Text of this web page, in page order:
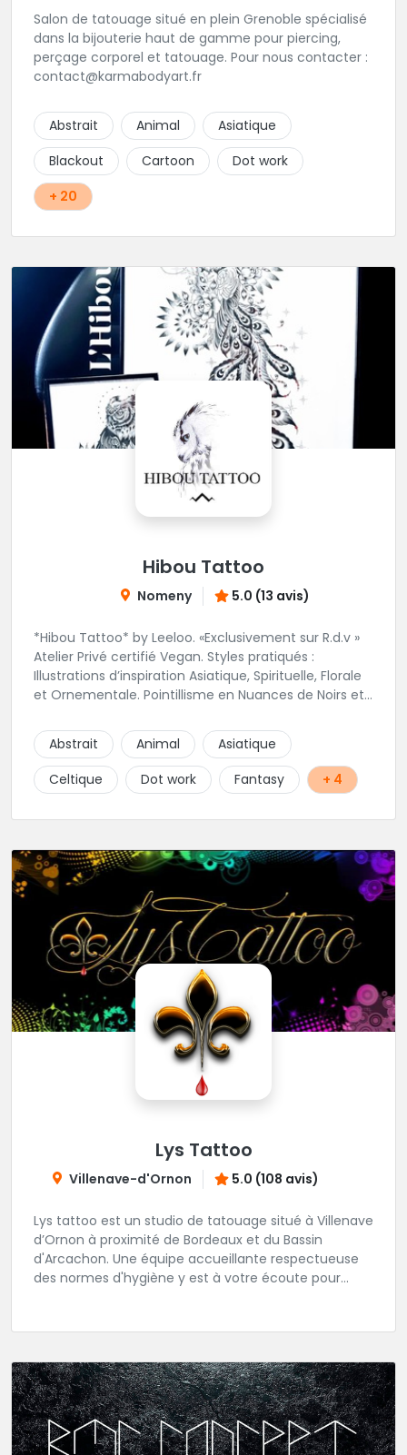
Salon de tatouage situé en plein Grenoble spécialisé
dans la bijouterie haut de gamme pour piercing,
perçage corporel et tatouage. Pour nous contacter :
contact@karmabodyart.fr
Abstrait Animal
Asiatique
Blackout
Cartoon
Dot work
+ 20
Hibou Tattoo
Nomeny 5.0 (13 avis)
*Hibou Tattoo* by Leeloo. «Exclusivement sur R.d.v »
Atelier Privé certifié Vegan. Styles pratiqués :
Illustrations d’inspiration Asiatique, Spirituelle, Florale
et Ornementale. Pointillisme en Nuances de Noirs et
de l’Atelier :
https://www.facebook.com/HibouTattoos
Abstrait Animal
Asiatique
Celtique
Dot work Fantasy + 4
Lys Tattoo
Villenave-d'Ornon 5.0 (108 avis)
Lys tattoo est un studio de tatouage situé à Villenave
d’Ornon à proximité de Bordeaux et du Bassin
d'Arcachon. Une équipe accueillante respectueuse
des normes d'hygiène y est à votre écoute pour